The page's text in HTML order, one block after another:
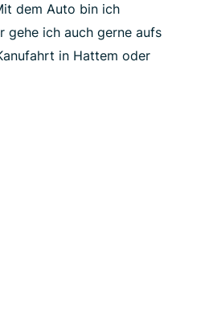
dem Auto bin ich
gehe ich auch gerne aufs
in Hattem oder